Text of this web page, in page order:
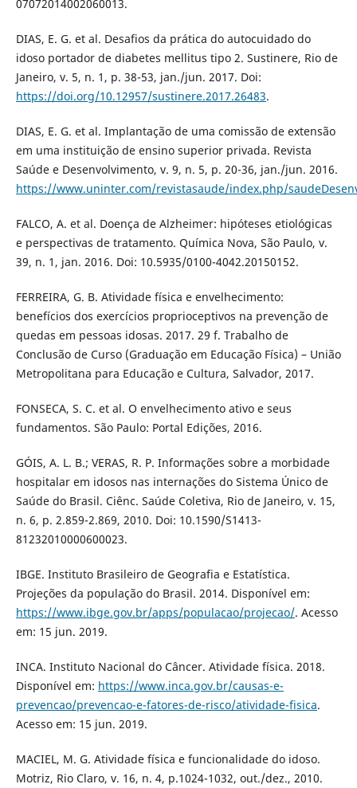
07072014002060013.
DIAS, E. G. et al. Desafios da prática do autocuidado do
idoso portador de diabetes mellitus tipo 2. Sustinere, Rio de
Janeiro, v. 5, n. 1, p. 38-53, jan./jun. 2017. Doi:
https://doi.org/10.12957/sustinere.2017.26483.
DIAS, E. G. et al. Implantação de uma comissão de extensão
em uma instituição de ensino superior privada. Revista
Saúde e Desenvolvimento, v. 9, n. 5, p. 20-36, jan./jun. 2016.
https://www.uninter.com/revistasaude/index.php/
FALCO, A. et al. Doença de Alzheimer: hipóteses etiológicas
e perspectivas de tratamento. Química Nova, São Paulo, v.
39, n. 1, jan. 2016. Doi: 10.5935/0100-4042.20150152.
FERREIRA, G. B. Atividade física e envelhecimento:
benefícios dos exercícios proprioceptivos na prevenção de
quedas em pessoas idosas. 2017. 29 f. Trabalho de
Conclusão de Curso (Graduação em Educação Física) – União
Metropolitana para Educação e Cultura, Salvador, 2017.
FONSECA, S. C. et al. O envelhecimento ativo e seus
fundamentos. São Paulo: Portal Edições, 2016.
GÓIS, A. L. B.; VERAS, R. P. Informações sobre a morbidade
hospitalar em idosos nas internações do Sistema Único de
Saúde do Brasil. Ciênc. Saúde Coletiva, Rio de Janeiro, v. 15,
n. 6, p. 2.859-2.869, 2010. Doi: 10.1590/S1413-
81232010000600023.
IBGE. Instituto Brasileiro de Geografia e Estatística.
Projeções da população do Brasil. 2014. Disponível em:
https://www.ibge.gov.br/apps/populacao/projecao/. Acesso
em: 15 jun. 2019.
INCA. Instituto Nacional do Câncer. Atividade física. 2018.
Disponível em: https://www.inca.gov.br/causas-e-
prevencao/prevencao-e-fatores-de-risco/atividade-fisica.
Acesso em: 15 jun. 2019.
MACIEL, M. G. Atividade física e funcionalidade do idoso.
Motriz, Rio Claro, v. 16, n. 4, p.1024-1032, out./dez., 2010.